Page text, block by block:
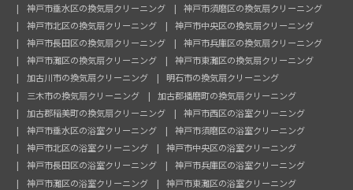
神戸市垂水区の換気扇クリーニング
神戸市須磨区の換気扇クリーニング
神戸市北区の換気扇クリーニング
神戸市中央区の換気扇クリーニング
神戸市長田区の換気扇クリーニング
神戸市兵庫区の換気扇クリーニング
神戸市灘区の換気扇クリーニング
神戸市東灘区の換気扇クリーニング
加古川市の換気扇クリーニング
明石市の換気扇クリーニング
三木市の換気扇クリーニング
加古郡播磨町の換気扇クリーニング
加古郡稲美町の換気扇クリーニング
神戸市西区の浴室クリーニング
神戸市垂水区の浴室クリーニング
神戸市須磨区の浴室クリーニング
神戸市北区の浴室クリーニング
神戸市中央区の浴室クリーニング
神戸市長田区の浴室クリーニング
神戸市兵庫区の浴室クリーニング
神戸市灘区の浴室クリーニング
神戸市東灘区の浴室クリーニング